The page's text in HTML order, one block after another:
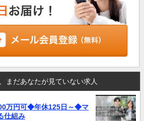
まだあなたが見ていない求人
万円可◆年休125日～◆マ
仕組み